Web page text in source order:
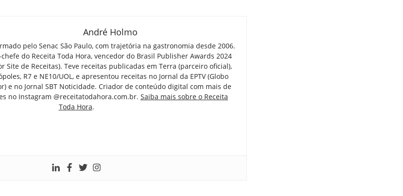
André Holmo
pelo Senac São Paulo, com trajetória na gastronomia desde 2006.
do Receita Toda Hora, vencedor do Brasil Publisher Awards 2024
Site de Receitas). Teve receitas publicadas em Terra (parceiro oficial),
R7 e NE10/UOL, e apresentou receitas no Jornal da EPTV (Globo
e no Jornal SBT Noticidade. Criador de conteúdo digital com mais de
no Instagram @receitatodahora.com.br. Saiba mais sobre o Receita
Toda Hora.